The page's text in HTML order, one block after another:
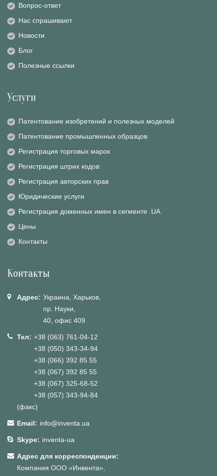
Вопрос-ответ
Нас спрашивают
Новости
Блог
Полезные ссылки
Услуги
Патентование изобретений и полезных моделей
Патентование промышленных образцов
Регистрация торговых марок
Регистрация штрих кодов
Регистрация авторских прав
Юридические услуги
Регистрация доменных имен в сегменте .UA
Цены
Контакты
Контакты
Адрес: Украина, Харьков,
пр. Науки,
40, офис 409
Тел: +38 (063) 761-04-12
+38 (050) 343-34-94
+38 (066) 392 85 55
+38 (067) 392 85 55
+38 (067) 325-68-52
+38 (057) 343-94-84
(факс)
Email: info@inventa.ua
Skype: inventa-ua
Адрес для корреспонденции:
Компания ООО «Инвента»,